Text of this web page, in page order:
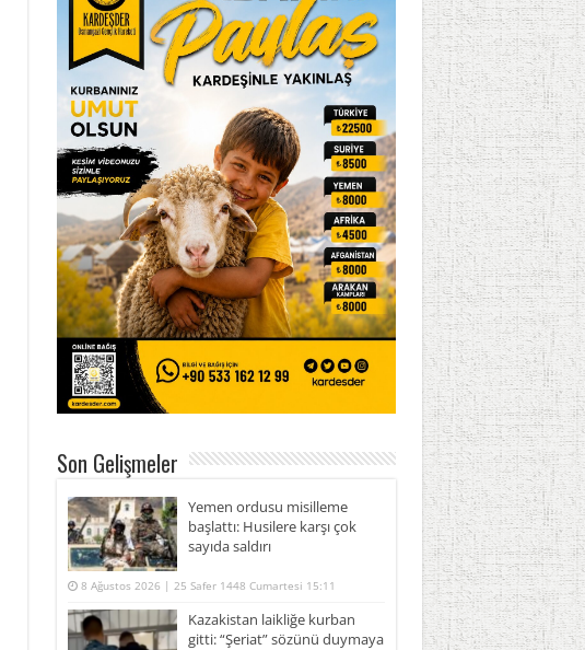
Son Gelişmeler
Yemen ordusu misilleme
başlattı: Husilere karşı çok
sayıda saldırı
8 Ağustos 2026 | 25 Safer 1448 Cumartesi 15:11
Kazakistan laikliğe kurban
gitti: “Şeriat” sözünü duymaya